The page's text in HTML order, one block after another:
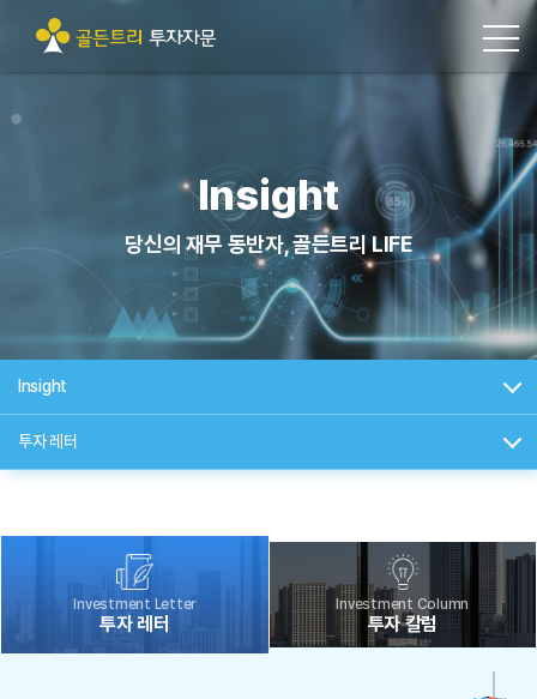
Insight
당신의 재무 동반자, 골든트리 LIFE
Insight
투자 레터
Investment Letter
투자 레터
Investment Column
투자 칼럼